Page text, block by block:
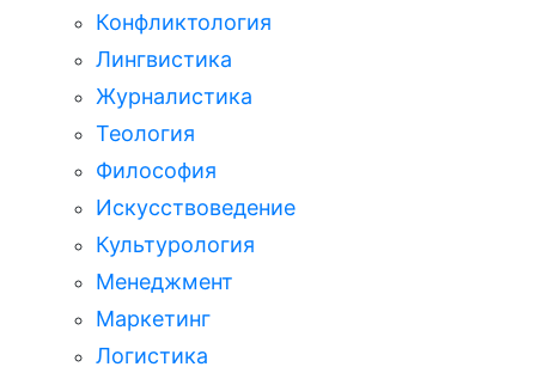
Конфликтология
Лингвистика
Журналистика
Теология
Философия
Искусствоведение
Культурология
Менеджмент
Маркетинг
Логистика